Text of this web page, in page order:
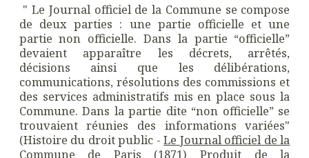
" Le Journal officiel de la Commune se compose
de deux parties : une partie officielle et une
partie non officielle. Dans la partie “officielle”
devaient apparaître les décrets, arrêtés,
décisions ainsi que les délibérations,
communications, résolutions des commissions et
des services administratifs mis en place sous la
Commune. Dans la partie dite “non officielle” se
trouvaient réunies des informations variées"
(Histoire du droit public -Le Journal officiel de la
Commune de Paris (1871)
Produit de la